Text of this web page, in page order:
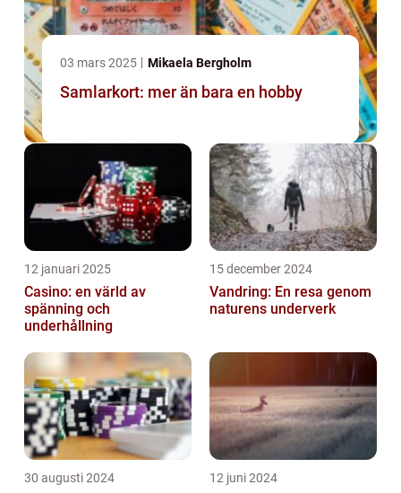
03 mars 2025 Mikaela Bergholm
Samlarkort: mer än bara en hobby
12 januari 2025
Casino: en värld av
spänning och
underhållning
15 december 2024
Vandring: En resa genom
naturens underverk
30 augusti 2024 12 juni 2024